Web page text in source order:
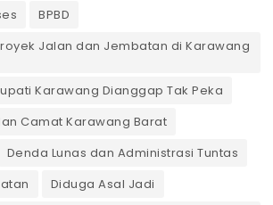
BPBD
Jalan dan Jembatan di Karawang
Karawang Dianggap Tak Peka
Camat Karawang Barat
Denda Lunas dan Administrasi Tuntas
Diduga Asal Jadi